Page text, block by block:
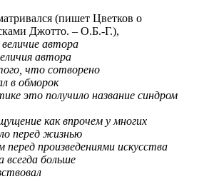
(пишет Цветков о
Джотто. – О.Б.-Г.),
автора
автора
что сотворено
в обморок
это получило название синдром
как впрочем у многих
перед жизнью
произведениями искусства
всегда больше